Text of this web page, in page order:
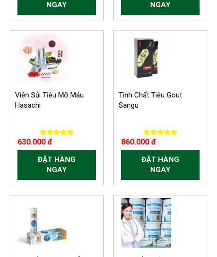
NGAY
NGAY
Viên Sủi Tiêu Mỡ Máu
Hasachi
630.000 đ
ĐẶT HÀNG
NGAY
Tinh Chất Tiêu Gout
Sangu
860.000 đ
ĐẶT HÀNG
NGAY